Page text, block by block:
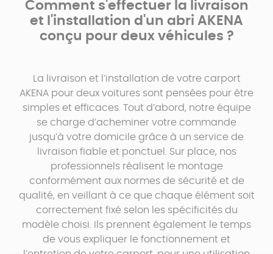
Comment s'effectuer la livraison
et l'installation d'un abri AKENA
conçu pour deux véhicules ?
La livraison et l’installation de votre carport
AKENA pour deux voitures sont pensées pour être
simples et efficaces. Tout d’abord, notre équipe
se charge d’acheminer votre commande
jusqu’à votre domicile grâce à un service de
livraison fiable et ponctuel. Sur place, nos
professionnels réalisent le montage
conformément aux normes de sécurité et de
qualité, en veillant à ce que chaque élément soit
correctement fixé selon les spécificités du
modèle choisi. Ils prennent également le temps
de vous expliquer le fonctionnement et